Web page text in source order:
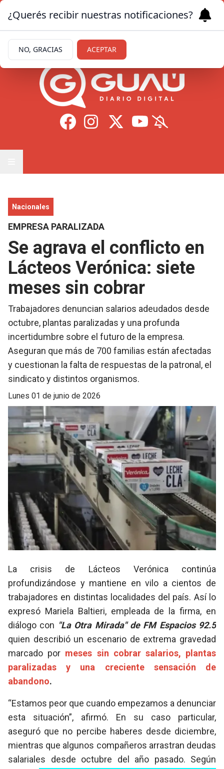
28.3ºc | Formosa
Nacionales
EMPRESA PARALIZADA
Se agrava el conflicto en
Lácteos Verónica: siete
meses sin cobrar
Trabajadores denuncian salarios adeudados desde
octubre, plantas paralizadas y una profunda
incertidumbre sobre el futuro de la empresa.
Aseguran que más de 700 familias están afectadas
y cuestionan la falta de respuestas de la patronal, el
sindicato y distintos organismos.
lunes 01 de junio de 2026
La crisis de Lácteos Verónica continúa
profundizándose y mantiene en vilo a cientos de
trabajadores en distintas localidades del país. Así lo
expresó Mariela Baltieri, empleada de la firma, en
diálogo con "La Otra Mirada" de FM Espacios 92.5
quien describió un escenario de extrema gravedad
marcado por meses sin cobrar salarios, plantas
paralizadas y una creciente sensación de
abandono.
“Estamos peor que cuando empezamos a denunciar
esta situación”, afirmó. En su caso particular,
aseguró que no percibe haberes desde diciembre,
mientras que algunos compañeros arrastran deudas
salariales desde octubre del año pasado. Según
¿Querés recibir nuestras notificaciones?
NO, GRACIAS ACEPTAR